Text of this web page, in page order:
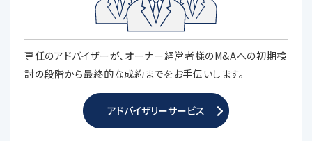
専任のアドバイザーが、オーナー経営者様のM&Aへの初期検
討の段階から最終的な成約までをお手伝いします。
アドバイザリーサービス